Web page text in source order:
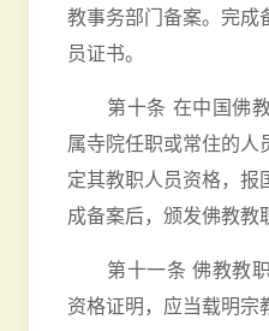
教事务部门备案。完成
员证书。
第十条 在中国佛教
属寺院任职或常住的人
定其教职人员资格，报
成备案后，颁发佛教教
第十一条 佛教教职
资格证明，应当载明宗